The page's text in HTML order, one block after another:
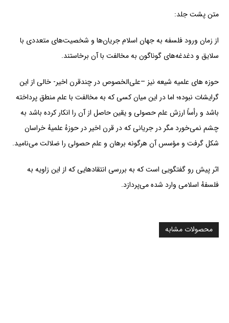
متن پشت جلد:
از زمان ورود فلسفه به جهان اسلام جریان‌ها و شخصیت‌های متعددی با
سلایق و دغدغه‌های گوناگون به مخالفت با آن برخاستند.
حوزه های علمیه شیعه نیز –علی‌الخصوص در چندقرن اخیر- خالی از این
گرایشات نبوده؛ اما در این میان کسی که به مخالفت با علم منطق پرداخته
باشد و رأساً ارزش علم حصولی و یقین حاصل از آن را انکار کرده باشد به
چشم نمی‌خورد مگر در جریانی که در قرن اخیر در حوزهٔ علمیهٔ خراسان
شکل گرفت و مؤسس آن هرگونه برهان و علم حصولی را ضلالت می‌نامید.
اثر پیش رو گفتگویی است که به بررسی انتقادهایی که از این زاویه به
فلسفهٔ اسلامی وارد شده می‌پردازد.
محصولات مشابه